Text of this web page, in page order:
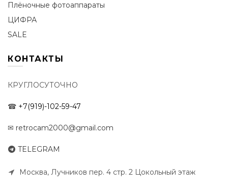
Плёночные фотоаппараты
ЦИФРА
SALE
КОНТАКТЫ
КРУГЛОСУТОЧНО
☎ +7(919)-102-59-47
✉ retrocam2000@gmail.com
TELEGRAM
Москва, Лучников пер. 4 стр. 2 Цокольный этаж